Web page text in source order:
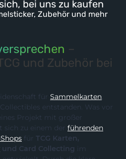
bei uns zu kaufen
Zubehör und mehr
–
und Zubehör bei
für Sammelkarten,
entstanden. Was vor
Projekt mit großer
sich zu einem der führenden
für TCG Karten,
und Card Collecting
im